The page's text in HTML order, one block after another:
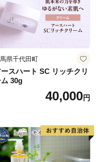
県千代田町
スハート SC リッチクリ
30g
40,000円